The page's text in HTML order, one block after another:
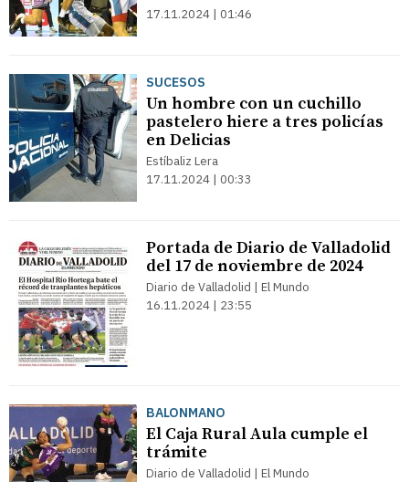
17.11.2024 | 01:46
SUCESOS
Un hombre con un cuchillo
pastelero hiere a tres policías
en Delicias
Estíbaliz Lera
17.11.2024 | 00:33
Portada de Diario de Valladolid
del 17 de noviembre de 2024
Diario de Valladolid | El Mundo
16.11.2024 | 23:55
BALONMANO
El Caja Rural Aula cumple el
trámite
Diario de Valladolid | El Mundo